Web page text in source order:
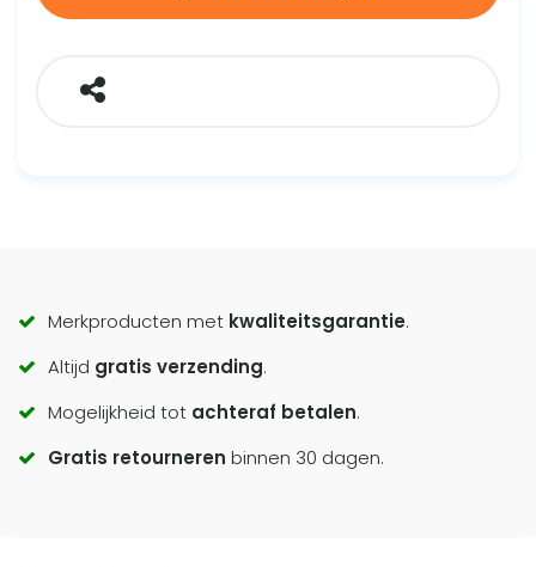
Call
to
actions
Merkproducten met kwaliteitsgarantie.
Altijd gratis verzending.
Mogelijkheid tot achteraf betalen.
Gratis retourneren binnen 30 dagen.